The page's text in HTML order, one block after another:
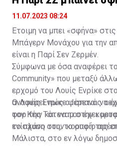
11.07.2023 08:24
Έτοιμη να μπει «σφήνα»
Μπάγερν Μονάχου για την
είναι η Παρί Σεν Ζερμέν.
Σύμφωνα με όσα αναφέρει
Community» που μεταξύ
ερχομό του Λουίς Ενρίκε
αναφέρει πως ο Ισπανός
φορ της Τότεναμ στην
ενίσχυση στην κορυφή της
Ο Λουίς Ενρίκε φέρεται να
τον Κέιν και να του έχει
το πλάνο του, το οποίο
Μάλιστα, στο εν λόγω